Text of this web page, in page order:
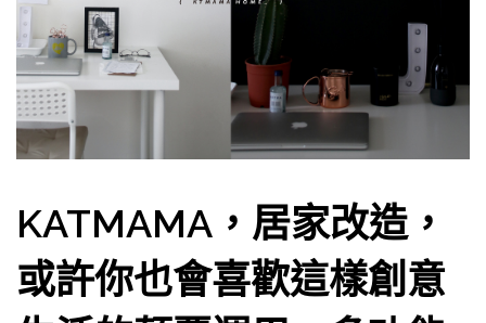
KATMAMA，居家改造，
或許你也會喜歡這樣創意